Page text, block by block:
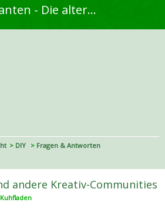
Nähkromanten - Die alternative Näh- und DIY-Community
DIY
Fragen & Antworten
andere Kreativ-Communities
Kuhfladen